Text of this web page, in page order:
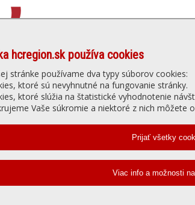
Denné menu
hcregion.sk používa cookies
stránke používame dva typy súborov cookies:
ktoré sú nevyhnutné na fungovanie stránky.
ktoré slúžia na štatistické vyhodnotenie
Vaše súkromie a niektoré z nich môžete
JAŠTERKA - Jedálny
055
s
Hlohovec